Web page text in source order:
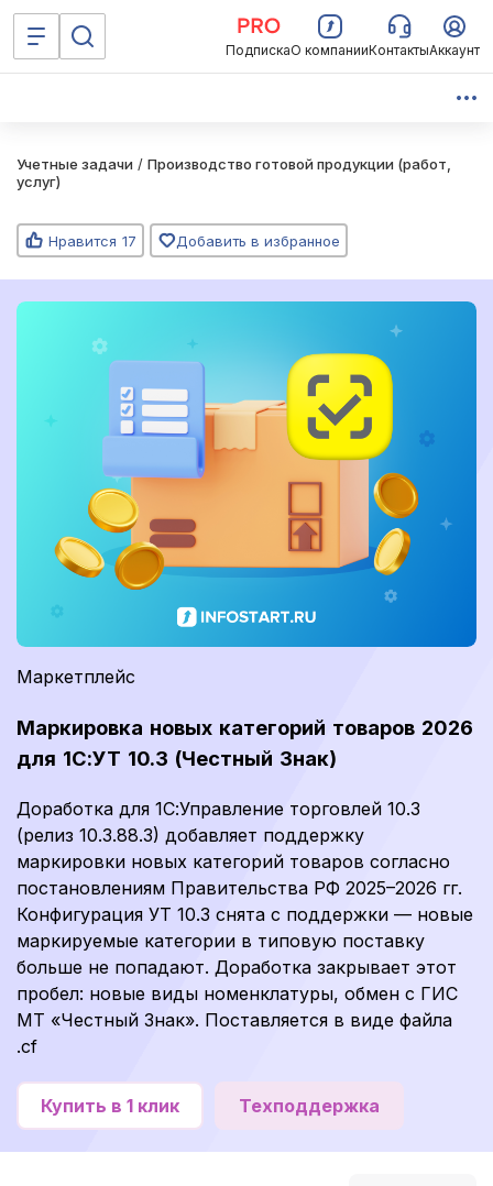
ПодпискаО компанииКонтактыАккаунт
Учетные задачи / Производство готовой продукции (работ,
услуг)
Нравится 17 Добавить в избранное
Маркетплейс
Маркировка новых категорий товаров 2026
для 1С:УТ 10.3 (Честный Знак)
Доработка для 1С:Управление торговлей 10.3
(релиз 10.3.88.3) добавляет поддержку
маркировки новых категорий товаров согласно
постановлениям Правительства РФ 2025–2026 гг.
Конфигурация УТ 10.3 снята с поддержки — новые
маркируемые категории в типовую поставку
больше не попадают. Доработка закрывает этот
пробел: новые виды номенклатуры, обмен с ГИС
МТ «Честный Знак». Поставляется в виде файла
.cf
Купить в 1 клик Техподдержка